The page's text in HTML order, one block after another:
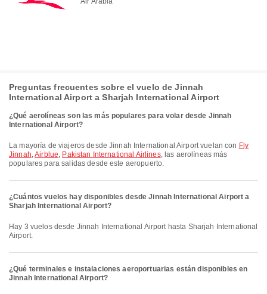
Preguntas frecuentes sobre el vuelo de Jinnah
International Airport a Sharjah International Airport
¿Qué aerolíneas son las más populares para volar desde Jinnah
International Airport?
La mayoría de viajeros desde Jinnah International Airport vuelan con Fly
Jinnah,Airblue, Pakistan International Airlines, las aerolíneas más
populares para salidas desde este aeropuerto.
¿Cuántos vuelos hay disponibles desde Jinnah International Airport a
Sharjah International Airport?
Hay 3 vuelos desde Jinnah International Airport hasta Sharjah International
Airport.
¿Qué terminales e instalaciones aeroportuarias están disponibles en
Jinnah International Airport?